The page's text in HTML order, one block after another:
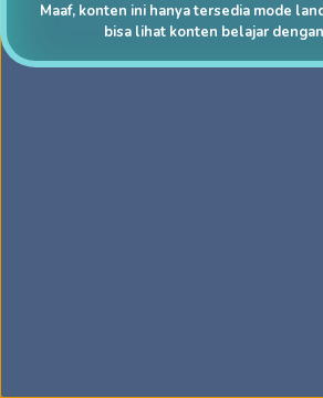
Maaf, konten ini hanya tersedia mode
bisa lihat konten belajar